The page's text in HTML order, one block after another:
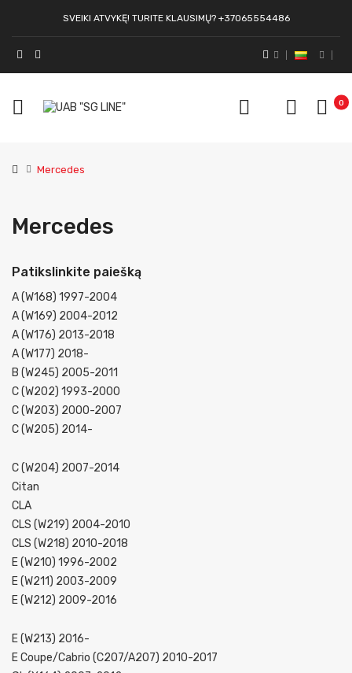
SVEIKI ATVYKĘ! TURITE KLAUSIMŲ? +37065554486
0
Mercedes
Mercedes
Patikslinkite paiešką
A (W168) 1997-2004
A (W169) 2004-2012
A (W176) 2013-2018
A (W177) 2018-
B (W245) 2005-2011
C (W202) 1993-2000
C (W203) 2000-2007
C (W205) 2014-
C (W204) 2007-2014
Citan
CLA
CLS (W219) 2004-2010
CLS (W218) 2010-2018
E (W210) 1996-2002
E (W211) 2003-2009
E (W212) 2009-2016
E (W213) 2016-
E Coupe/cabrio (C207/A207) 2010-2017